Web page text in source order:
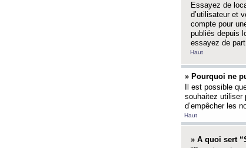
Essayez de
d’utilisateur et
compte pour
publiés depuis
essayez de
Haut
» Pourquoi ne
Il est possible
souhaitez utiliser
d’empêcher les
Haut
» A quoi sert